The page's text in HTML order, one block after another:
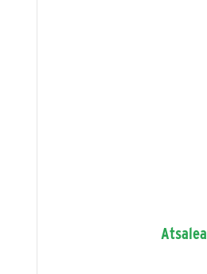
Atsalea